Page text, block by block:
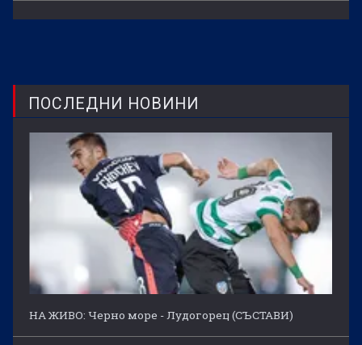
ПОСЛЕДНИ НОВИНИ
НА ЖИВО: Черно море - Лудогорец (СЪСТАВИ)